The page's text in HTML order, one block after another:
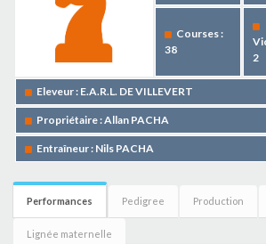
Courses :
38
2
Eleveur : E.A.R.L. DE VILLEVERT
Propriétaire : Allan PACHA
Entraîneur : Nils PACHA
Performances Pedigree Production
Lignée maternelle